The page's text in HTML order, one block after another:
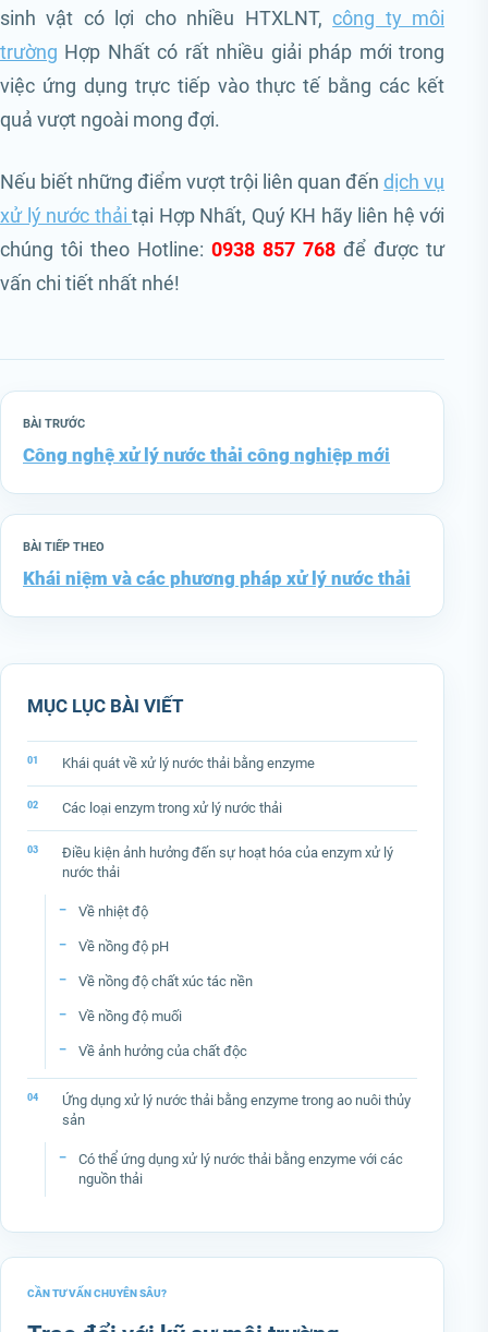
sinh vật có lợi cho nhiều HTXLNT,công ty môi
trường Hợp Nhất có rất nhiều giải pháp mới trong
việc ứng dụng trực tiếp vào thực tế bằng các kết
quả vượt ngoài mong đợi.
Nếu biết những điểm vượt trội liên quan đến dịch vụ
xử lý nước thải tại Hợp Nhất, Quý KH hãy liên hệ với
chúng tôi theo Hotline: 0938 857 768 để được tư
vấn chi tiết nhất nhé!
BÀI TRƯỚC
Công nghệ xử lý nước thải công nghiệp mới
BÀI TIẾP THEO
Khái niệm và các phương pháp xử lý nước thải
MỤC LỤC BÀI VIẾT
Khái quát về xử lý nước thải bằng enzyme
Các loại enzym trong xử lý nước thải
Điều kiện ảnh hưởng đến sự hoạt hóa của enzym xử lý
nước thải
Về nhiệt độ
Về nồng độ pH
Về nồng độ chất xúc tác nền
Về nồng độ muối
Về ảnh hưởng của chất độc
Ứng dụng xử lý nước thải bằng enzyme trong ao nuôi thủy
sản
Có thể ứng dụng xử lý nước thải bằng enzyme với các
nguồn thải
CẦN TƯ VẤN CHUYÊN SÂU?